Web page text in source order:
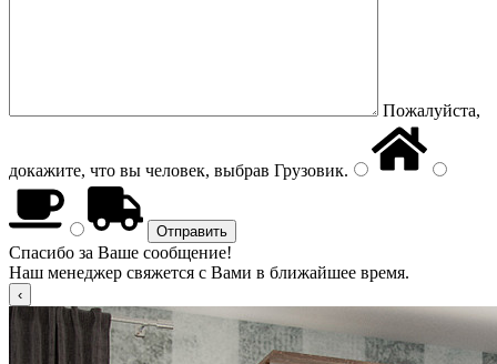
Пожалуйста,
докажите, что вы человек, выбрав Грузовик.
Спасибо за Ваше сообщение!
Наш менеджер свяжется с Вами в ближайшее время.